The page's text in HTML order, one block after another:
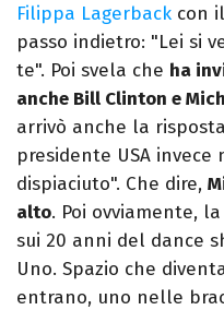
Filippa Lagerback con
passo indietro: "Lei si
te". Poi svela che ha
anche Bill Clinton e
arrivò anche la
presidente USA invece
dispiaciuto". Che dire,
alto. Poi ovviamente,
sui 20 anni del dance
Uno. Spazio che
entrano, uno nelle